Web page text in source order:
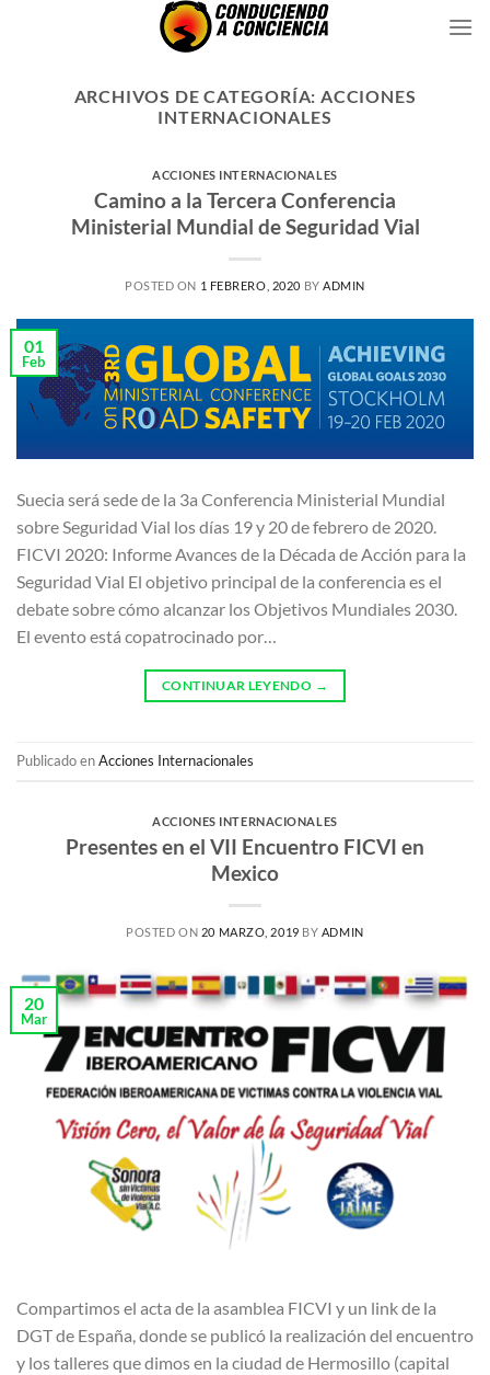
ARCHIVOS DE CATEGORÍA: ACCIONES
INTERNACIONALES
ACCIONES INTERNACIONALES
Camino a la Tercera Conferencia
Ministerial Mundial de Seguridad Vial
POSTED ON 1 FEBRERO, 2020 BY ADMIN
01
Feb
Suecia será sede de la 3a Conferencia Ministerial Mundial
sobre Seguridad Vial los días 19 y 20 de febrero de 2020.
FICVI 2020: Informe Avances de la Década de Acción para la
Seguridad Vial El objetivo principal de la conferencia es el
debate sobre cómo alcanzar los Objetivos Mundiales 2030.
El evento está copatrocinado por…
CONTINUAR LEYENDO →
Publicado enAcciones Internacionales
ACCIONES INTERNACIONALES
Presentes en el VII Encuentro FICVI en
Mexico
POSTED ON 20 MARZO, 2019 BY ADMIN
20
Mar
Compartimos el acta de la asamblea FICVI y un link de la
DGT de España, donde se publicó la realización del encuentro
y los talleres que dimos en la ciudad de Hermosillo (capital